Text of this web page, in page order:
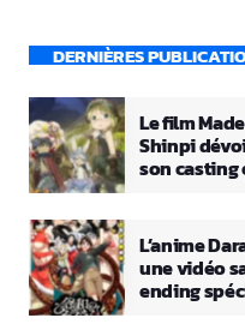
DERNIÈRES
Le film
Shinpi
son casting
L’anime
une vidéo
ending